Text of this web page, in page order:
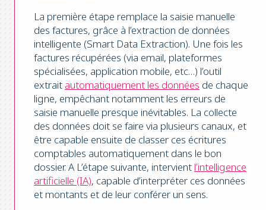
La première étape remplace la saisie manuelle
des factures, grâce à l’extraction de données
intelligente (Smart Data Extraction). Une fois les
factures récupérées (via email, plateformes
spécialisées, application mobile, etc…) l’outil
extrait automatiquement les données de chaque
ligne, empêchant notamment les erreurs de
saisie manuelle presque inévitables. La collecte
des données doit se faire via plusieurs canaux, et
être capable ensuite de classer ces écritures
comptables automatiquement dans le bon
dossier. A L’étape suivante, intervient l’intelligence
artificielle (IA), capable d’interpréter ces données
et montants et de leur conférer un sens.